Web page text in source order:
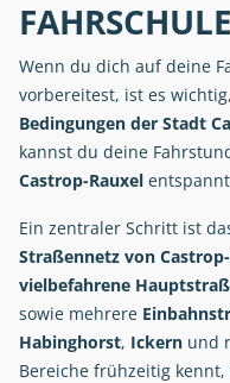
Wenn du dich auf deine
vorbereitest, ist es
Bedingungen der Stadt
kannst du deine
Castrop-Rauxel
Ein zentraler Schritt ist
Straßennetz von
vielbefahrene
sowie mehrere
Habinghorst, Ickern und
Bereiche frühzeitig